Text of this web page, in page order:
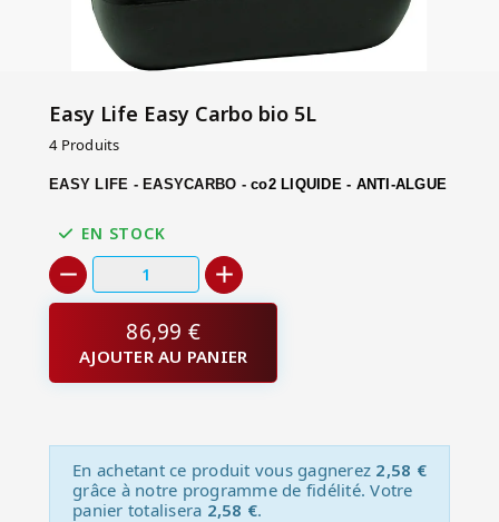
Easy Life Easy Carbo bio 5L
4 Produits
EASY LIFE - EASYCARBO - co2 LIQUIDE - ANTI-ALGUE
EN STOCK
86,99 €
AJOUTER AU PANIER
En achetant ce produit vous gagnerez 2,58 €
grâce à notre programme de fidélité. Votre
panier totalisera 2,58 €.